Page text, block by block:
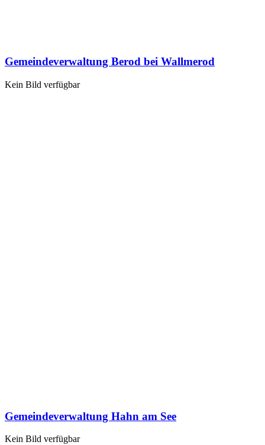
Gemeindeverwaltung Berod bei Wallmerod
Kein Bild verfügbar
Gemeindeverwaltung Hahn am See
Kein Bild verfügbar